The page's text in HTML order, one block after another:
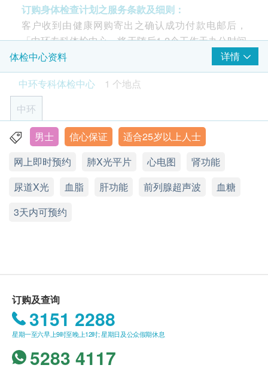
泌尿情况 重点项目
泌尿系统 X光检查
2 基本项目
基本健康评估
血压
脉搏率
体重
血脂
甘油三酯
糖尿
空腹血糖
肝功能
年纪大先要做身体检查？近年不少严重疾病有年轻化
趋势，加上都市人生活忙碌，不少打工仔因而忽视个
人健康，待身体响起警号便为时已晚。所以及早发现
疾病尤其重要，而定期进行身体检查便是最简单直接
的方法。
订购身体检查计划之服务条款及细则：
客户收到由健康网购寄出之确认成功付款电邮后，
「中环专科体检中心」将于随后1-2个工作天办公时间
内，致电客户预约身体检查的时间及地点。客户亦可
致电查询或在订单确认后一个工作天致电该中心预约
(电话/ Whatsapp：+852 5543 0000)。
年龄
身体检查计划只适用于18岁或以上之人士。
有效期
本身体检查计划有效期为6个月，客户必须于6个月内
(由确认付款日期起计)接受有关检查，逾期作废。
A. 本地及海外客户:
(1) 亲身领取：直接前往中环专科体检中心领取 及 听
取医生讲解报告
体检中心资料
详情
中环专科体检中心
1 个地点
中环
香港中环皇后大道中99号中环中心42楼4203室
星期一至五︰9:00a.m. – 6:00p.m.
星期日及公众假期︰休息
男士 信心保证
适合25岁以上人士
网上即时预约
肺X光平片 心电图
肾功能
尿道X光
血脂 肝功能 前列腺超声波
血糖
3天内可预约
订购及查询
3151 2288
星期一至六早上9时至晚上12时; 星期日及公众假期休息
5283 4117